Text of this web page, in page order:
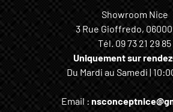
Showroom Nice
3 Rue Gioffredo,
Tél. 09 73 21 29 85
Uniquement sur
Du Mardi au Samedi |
Email :